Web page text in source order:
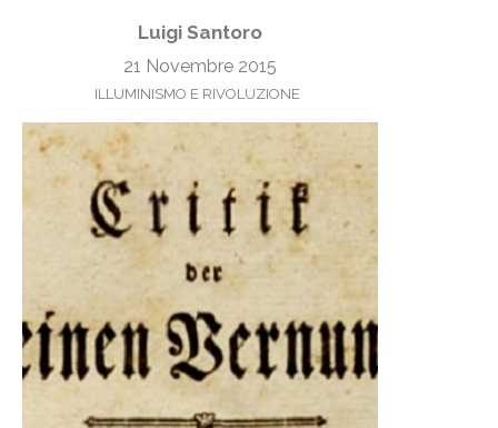
Luigi Santoro
21 Novembre 2015
ILLUMINISMO E RIVOLUZIONE